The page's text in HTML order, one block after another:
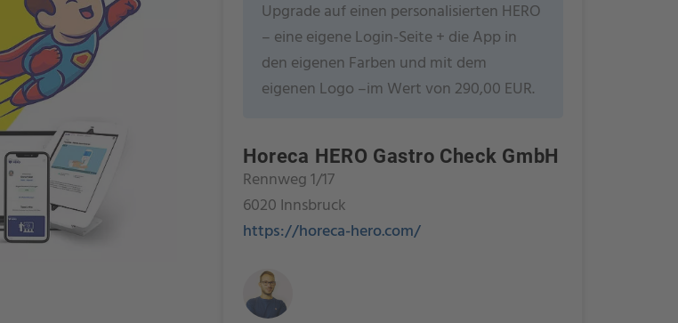
Upgrade auf einen personalisierten HERO
– eine eigene Login-Seite + die App in
den eigenen Farben und mit dem
eigenen Logo –im Wert von 290,00 EUR.
Horeca HERO Gastro Check GmbH
Rennweg 1/17
6020 Innsbruck
https://horeca-hero.com/